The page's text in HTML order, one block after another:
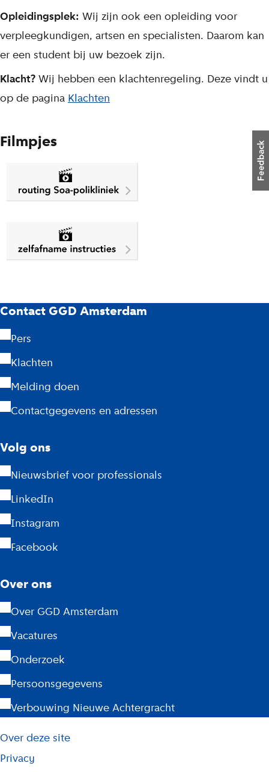
Opleidingsplek: Wij zijn ook een opleiding voor
verpleegkundigen, artsen en specialisten. Daarom kan
er een student bij uw bezoek zijn.
Klacht? Wij hebben een klachtenregeling. Deze vindt u
op de pagina Klachten
Filmpjes
G
G
D
A
m
t
e
r
d
a
m
Contact GGD Amsterdam
Pers
Klachten
Melding doen
Contactgegevens en adressen
Volg ons
Nieuwsbrief voor professionals
LinkedIn
Instagram
Facebook
Over ons
Over GGD Amsterdam
Vacatures
Onderzoek
Persoonsgegevens
Verbouwing Nieuwe Achtergracht
i
j
Over deze site
Privacy